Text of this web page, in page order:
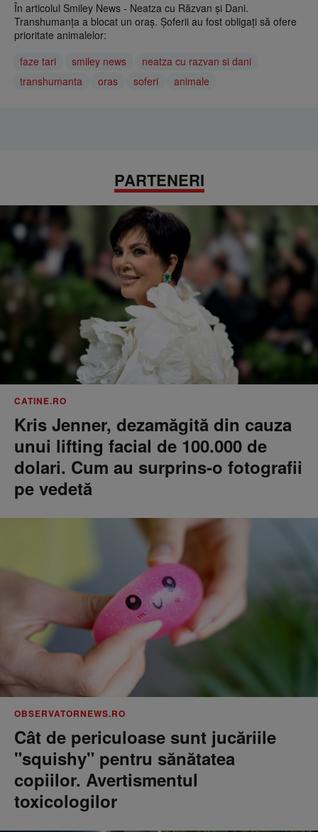
În articolul Smiley News - Neatza cu Răzvan și Dani.
Transhumanţa a blocat un oraş. Șoferii au fost obligaţi să ofere
prioritate animalelor:
faze tari
smiley news
neatza cu razvan si dani
transhumanta
oras soferi animale
PARTENERI
CATINE.RO
Kris Jenner, dezamăgită din cauza
unui lifting facial de 100.000 de
dolari. Cum au surprins-o fotografii
pe vedetă
OBSERVATORNEWS.RO
Cât de periculoase sunt jucăriile
"squishy" pentru sănătatea
copiilor. Avertismentul
toxicologilor